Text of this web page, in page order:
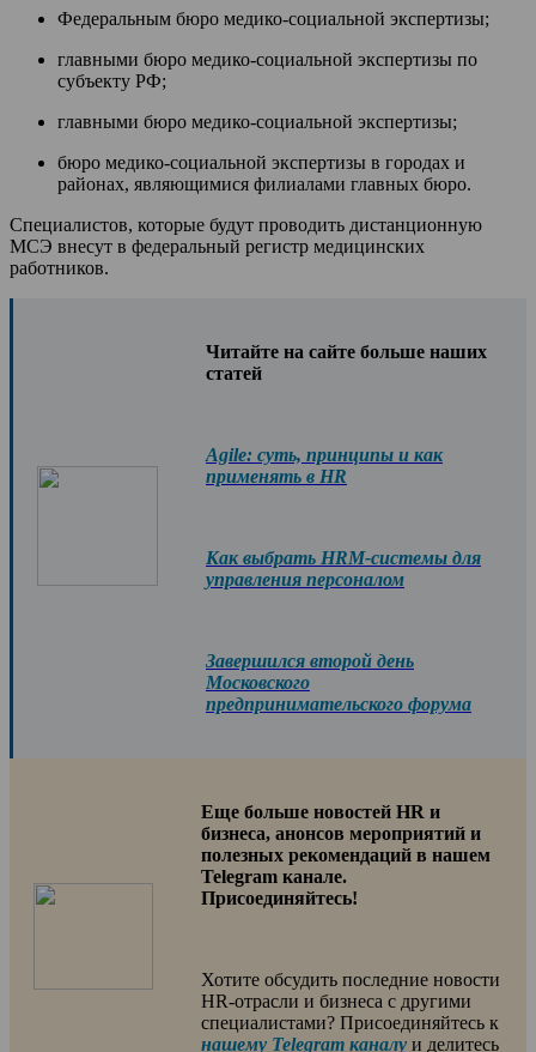
Федеральным бюро медико-социальной экспертизы;
главными бюро медико-социальной экспертизы по
субъекту РФ;
главными бюро медико-социальной экспертизы;
бюро медико-социальной экспертизы в городах и
районах, являющимися филиалами главных бюро.
Специалистов, которые будут проводить дистанционную
МСЭ внесут в федеральный регистр медицинских
работников.
Читайте на сайте больше наших
статей
Agile: суть, принципы и как
применять в HR
Как выбрать HRM-системы для
управления персоналом
Завершился второй день
Московского
предпринимательского форума
Еще больше новостей HR и
бизнеса, анонсов мероприятий и
полезных рекомендаций в нашем
Telegram канале.
Присоединяйтесь!
Хотите обсудить последние новости
HR-отрасли и бизнеса с другими
специалистами? Присоединяйтесь к
нашему Telegram каналу и делитесь